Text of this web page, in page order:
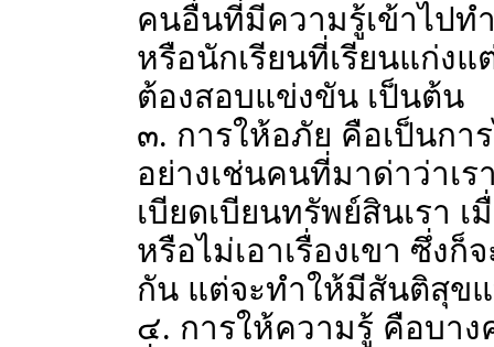
คนอื่นที่มีความรู้เข้าไปท
หรือนักเรียนที่เรียนแก่ง
ต้องสอบแข่งขัน เป็นต้น
๓. การให้อภัย คือเป็นกา
อย่างเช่นคนที่มาด่าว่าเ
เบียดเบียนทรัพย์สินเรา เ
หรือไม่เอาเรื่องเขา ซึ่ง
กัน แต่จะทำให้มีสันติสุข
๔. การให้ความรู้ คือบา